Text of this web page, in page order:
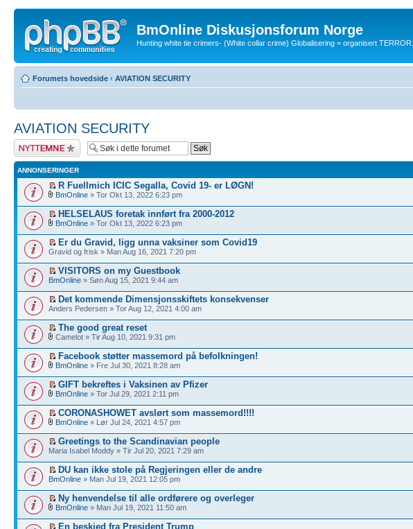
BmOnline Diskusjonsforum Norge
Hunting white tie crimers- (White collar crime) Globalisering = organisert
Forumets hovedside ‹ AVIATION SECURITY
AVIATION SECURITY
Legg inn et nytt
emne
ANNONSERINGER
R Fuellmich ICIC Segalla, Covid 19- er LØGN!
BmOnline » Tor Okt 13, 2022 6:23 pm
HELSELAUS foretak innført fra 2000-2012
BmOnline » Tor Okt 13, 2022 6:23 pm
Er du Gravid, ligg unna vaksiner som Covid19
Gravid og frisk » Man Aug 16, 2021 7:20 pm
VISITORS on my Guestbook
BmOnline » Søn Aug 15, 2021 9:44 am
Det kommende Dimensjonsskiftets konsekvenser
Anders Pedersen » Tor Aug 12, 2021 4:00 am
The good great reset
Camelot » Tir Aug 10, 2021 9:31 pm
Facebook støtter massemord på befolkningen!
BmOnline » Fre Jul 30, 2021 8:28 am
GIFT bekreftes i Vaksinen av Pfizer
BmOnline » Tor Jul 29, 2021 2:11 pm
CORONASHOWET avslørt som massemord!!!!
BmOnline » Lør Jul 24, 2021 4:57 pm
Greetings to the Scandinavian people
Maria Isabel Moddy » Tir Jul 20, 2021 7:29 am
DU kan ikke stole på Regjeringen eller de andre
BmOnline » Man Jul 19, 2021 12:05 pm
Ny henvendelse til alle ordførere og overleger
BmOnline » Man Jul 19, 2021 11:50 am
En beskjed fra President Trump